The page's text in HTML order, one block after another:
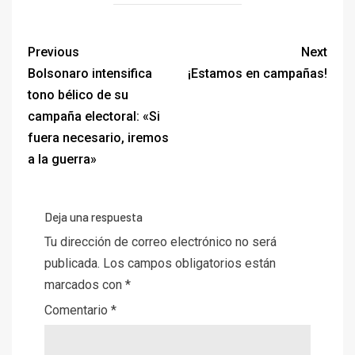
Previous
Bolsonaro intensifica
tono bélico de su
campaña electoral: «Si
fuera necesario, iremos
a la guerra»
Next
¡Estamos en campañas!
Deja una respuesta
Tu dirección de correo electrónico no será
publicada. Los campos obligatorios están
marcados con *
Comentario *